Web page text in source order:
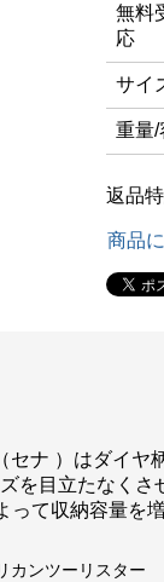
無料
応
サイ
重量/
返品
商品
ナ ）はダイ
を目立たなく
て収納容量
カンツーリスター